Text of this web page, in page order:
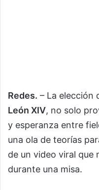
Redes. – La elección
León XIV, no solo
y esperanza entre
una ola de teorías
de un video viral que
durante una misa.